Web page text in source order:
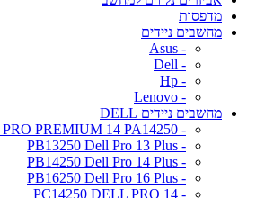
מדפסות
מחשבים ניידים
- Asus
- Dell
- Hp
- Lenovo
מחשבים ניידים DELL
- DELL PRO PREMIUM 14 PA14250
- PB13250 Dell Pro 13 Plus
- PB14250 Dell Pro 14 Plus
- PB16250 Dell Pro 16 Plus
- PC14250 DELL PRO 14